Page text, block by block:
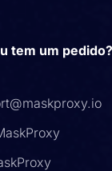
tem um pedido?